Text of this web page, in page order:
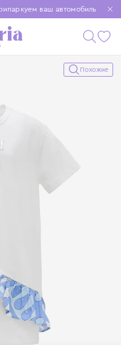
ваш автомобиль
от 15 000 ₽
были еще удобнее
Похожие